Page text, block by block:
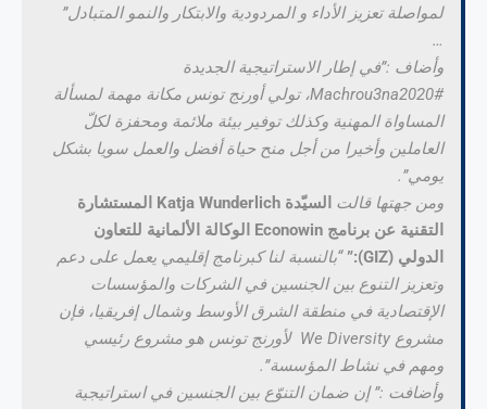
لمواصلة تعزيز الأداء و المردودية والابتكار والنمو المتبادل”
…
وأضاف :”في إطار الاستراتيجية الجديدة
#Machrou3na2020
، تولي أورنج تونس مكانة مهمة لمسألة
المساواة المهنية وكذلك توفير بيئة ملائمة ومحفزة لكلّ
العاملين وأخيرا من أجل منح حياة أفضل والعمل سويا بشكل
يومي”.
ومن جهتها قالت السيّدة Katja Wunderlich المستشارة
التقنية عن برنامج Econowin الوكالة الألمانية للتعاون
الدولي (GIZ
):”“بالنسبة لنا كبرنامج إقليمي يعمل على دعم
وتعزيز التنوع بين الجنسين في الشركات والمؤسسات
الإقتصادية في منطقة الشرق الأوسط وشمال إفريقيا، فإن
مشروع We Diversity لأورنج تونس هو مشروع رئيسي
ومهم في نشاط المؤسسة”.
وأضافت :” إن ضمان التنوّع بين الجنسين في استراتيجية